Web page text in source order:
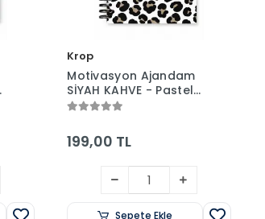
Krop
Motivasyon Ajandam
SİYAH KAHVE - Pastel
Seri - Stickerlı -
Sert Kapak
199,00 TL
Sepete Ekle